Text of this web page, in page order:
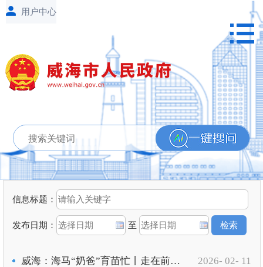
信息标题：
发布日期： 至
威海：海马“奶爸”育苗忙丨走在前、挑大梁·新春走基层 2026- 02- 11